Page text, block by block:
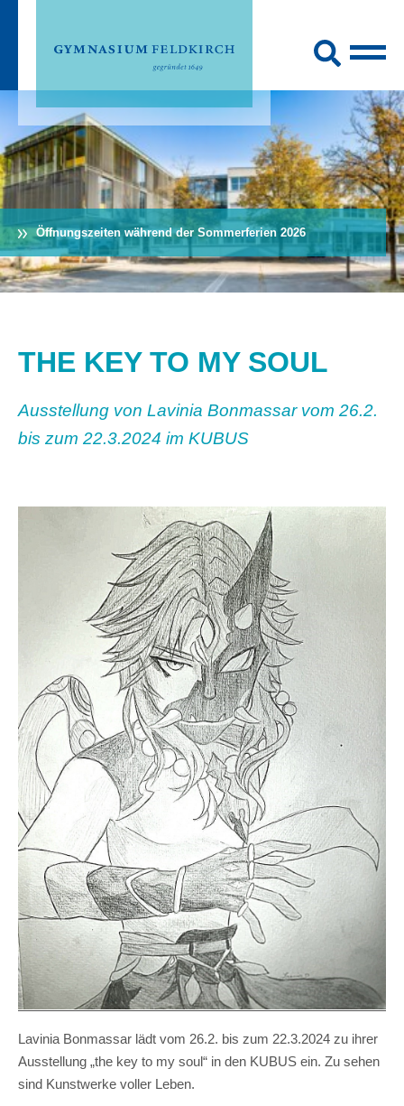
Öffnungszeiten während der Sommerferien 2026
THE KEY TO MY SOUL
Ausstellung von Lavinia Bonmassar vom 26.2.
bis zum 22.3.2024 im KUBUS
Lavinia Bonmassar lädt vom 26.2. bis zum 22.3.2024 zu ihrer
Ausstellung „the key to my soul“ in den KUBUS ein. Zu sehen
sind Kunstwerke voller Leben.